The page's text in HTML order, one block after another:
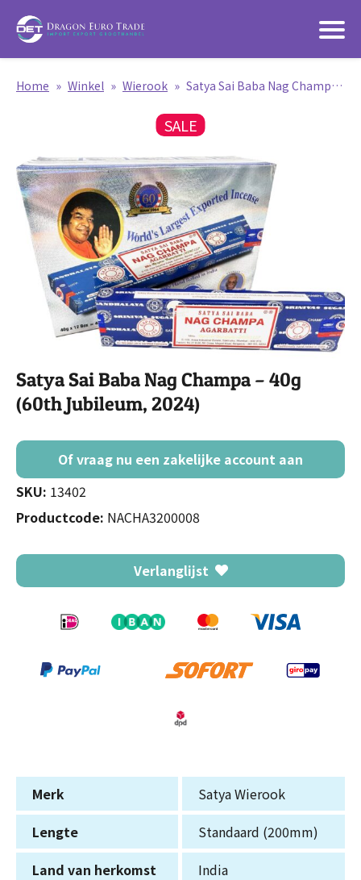
Home » Winkel » Wierook » Satya Sai Baba Nag Champa – 40g (60th Jubileum, 2024)
SALE
Satya Sai Baba Nag Champa – 40g
(60th Jubileum, 2024)
Of vraag nu een zakelijke account aan
SKU: 13402
Productcode: NACHA3200008
Verlanglijst
Merk
Satya Wierook
Lengte
Standaard (200mm)
Land van herkomst
India